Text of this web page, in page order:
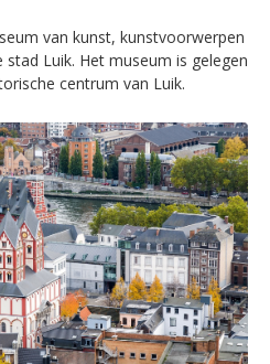
van kunst, kunstvoorwerpen
Luik. Het museum is gelegen
centrum van Luik.